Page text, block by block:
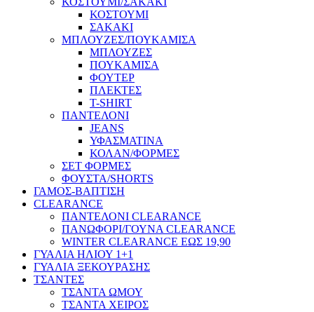
ΚΟΣΤΟΥΜΙ
ΣΑΚΑΚΙ
ΜΠΛΟΥΖΕΣ/ΠΟΥΚΑΜΙΣΑ
ΜΠΛΟΥΖΕΣ
ΠΟΥΚΑΜΙΣΑ
ΦΟΥΤΕΡ
ΠΛΕΚΤΕΣ
T-SHIRT
ΠΑΝΤΕΛΟΝΙ
JEANS
ΥΦΑΣΜΑΤΙΝΑ
ΚΟΛΑΝ/ΦΟΡΜΕΣ
ΣΕΤ ΦΟΡΜΕΣ
ΦΟΥΣΤΑ/SHORTS
ΓΑΜΟΣ-ΒΑΠΤΙΣΗ
CLEARANCE
ΠΑΝΤΕΛΟΝΙ CLEARANCE
ΠΑΝΩΦΟΡΙ/ΓΟΥΝΑ CLEARANCE
WINTER CLEARANCE ΕΩΣ 19,90
ΓΥΑΛΙΑ ΗΛΙΟΥ 1+1
ΓΥΑΛΙΑ ΞΕΚΟΥΡΑΣΗΣ
ΤΣΑΝΤΕΣ
ΤΣΑΝΤΑ ΩΜΟΥ
ΤΣΑΝΤΑ ΧΕΙΡΟΣ